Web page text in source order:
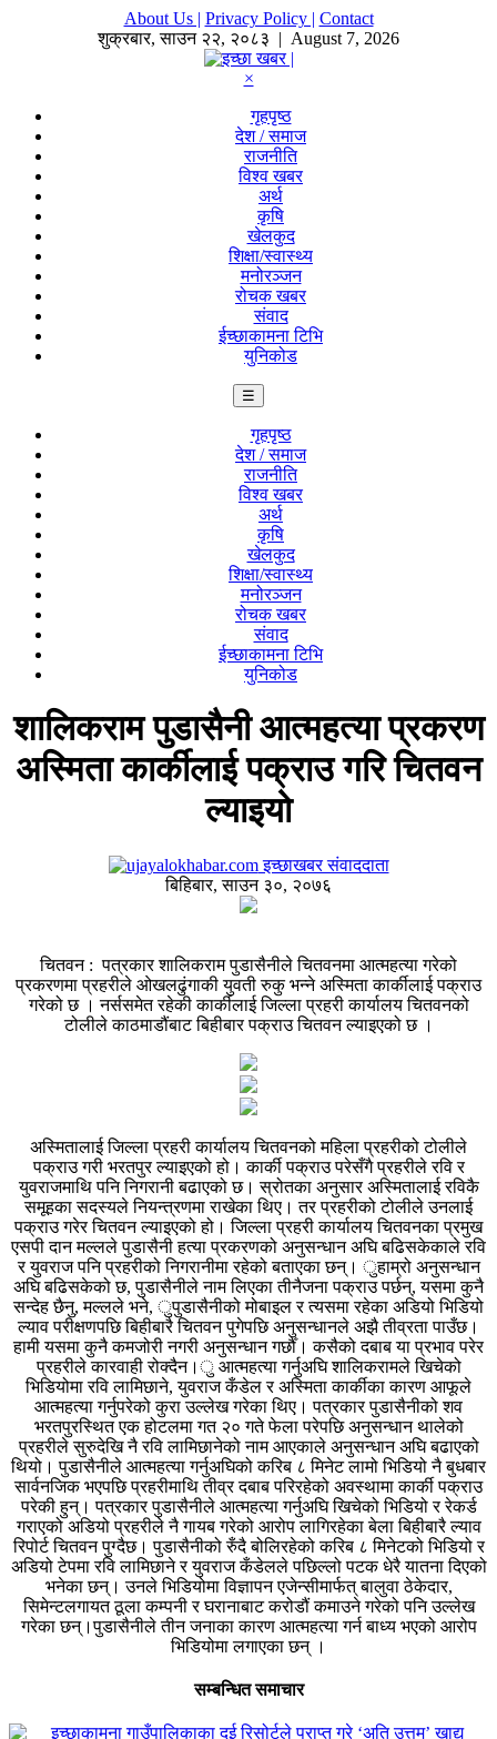
About Us | Privacy Policy | Contact
शुक्रबार,साउन २२, २०८३ | August 7, 2026
×
गृहपृष्ठ
देश / समाज
राजनीति
विश्व खबर
अर्थ
कृषि
खेलकुद
शिक्षा/स्वास्थ्य
मनोरञ्जन
रोचक खबर
संवाद
ईच्छाकामना टिभि
युनिकोड
☰
गृहपृष्ठ
देश / समाज
राजनीति
विश्व खबर
अर्थ
कृषि
खेलकुद
शिक्षा/स्वास्थ्य
मनोरञ्जन
रोचक खबर
संवाद
ईच्छाकामना टिभि
युनिकोड
शालिकराम पुडासैनी आत्महत्या प्रकरण
अस्मिता कार्कीलाई पक्राउ गरि चितवन
ल्याइयो
इच्छाखबर संवाददाता
बिहिबार, साउन ३०, २०७६
चितवन : पत्रकार शालिकराम पुडासैनीले चितवनमा आत्महत्या गरेको
प्रकरणमा प्रहरीले ओखलढुंगाकी युवती रुकु भन्ने अस्मिता कार्कीलाई पक्राउ
गरेको छ । नर्ससमेत रहेकी कार्कीलाई जिल्ला प्रहरी कार्यालय चितवनको
टोलीले काठमाडौंबाट बिहीबार पक्राउ चितवन ल्याइएको छ ।
अस्मितालाई जिल्ला प्रहरी कार्यालय चितवनको महिला प्रहरीको टोलीले
पक्राउ गरी भरतपुर ल्याइएको हो। कार्की पक्राउ परेसँगै प्रहरीले रवि र
युवराजमाथि पनि निगरानी बढाएको छ। स्रोतका अनुसार अस्मितालाई रविकै
समूहका सदस्यले नियन्त्रणमा राखेका थिए। तर प्रहरीको टोलीले उनलाई
पक्राउ गरेर चितवन ल्याइएको हो। जिल्ला प्रहरी कार्यालय चितवनका प्रमुख
एसपी दान मल्लले पुडासैनी हत्या प्रकरणको अनुसन्धान अघि बढिसकेकाले रवि
र युवराज पनि प्रहरीको निगरानीमा रहेको बताएका छन्। ुहाम्रो अनुसन्धान
अघि बढिसकेको छ, पुडासैनीले नाम लिएका तीनैजना पक्राउ पर्छन्, यसमा कुनै
सन्देह छैनु, मल्लले भने, ुपुडासैनीको मोबाइल र त्यसमा रहेका अडियो भिडियो
ल्याव परीक्षणपछि बिहीबारै चितवन पुगेपछि अनुसन्धानले अझै तीव्रता पाउँछ।
हामी यसमा कुनै कमजोरी नगरी अनुसन्धान गर्छौँ। कसैको दबाब या प्रभाव परेर
प्रहरीले कारवाही रोक्दैन।ु आत्महत्या गर्नुअघि शालिकरामले खिचेको
भिडियोमा रवि लामिछाने, युवराज कँडेल र अस्मिता कार्कीका कारण आफूले
आत्महत्या गर्नुपरेको कुरा उल्लेख गरेका थिए। पत्रकार पुडासैनीको शव
भरतपुरस्थित एक होटलमा गत २० गते फेला परेपछि अनुसन्धान थालेको
प्रहरीले सुरुदेखि नै रवि लामिछानेको नाम आएकाले अनुसन्धान अघि बढाएको
थियो। पुडासैनीले आत्महत्या गर्नुअघिको करिब ८ मिनेट लामो भिडियो नै बुधबार
सार्वनजिक भएपछि प्रहरीमाथि तीव्र दबाब परिरहेको अवस्थामा कार्की पक्राउ
परेकी हुन्। पत्रकार पुडासैनीले आत्महत्या गर्नुअघि खिचेको भिडियो र रेकर्ड
गराएको अडियो प्रहरीले नै गायब गरेको आरोप लागिरहेका बेला बिहीबारै ल्याव
रिपोर्ट चितवन पुग्दैछ। पुडासैनीको रुँदै बोलिरहेको करिब ८ मिनेटको भिडियो र
अडियो टेपमा रवि लामिछाने र युवराज कँडेलले पछिल्लो पटक धेरै यातना दिएको
भनेका छन्। उनले भिडियोमा विज्ञापन एजेन्सीमार्फत् बालुवा ठेकेदार,
सिमेन्टलगायत ठूला कम्पनी र घरानाबाट करोडौं कमाउने गरेको पनि उल्लेख
गरेका छन्।पुडासैनीले तीन जनाका कारण आत्महत्या गर्न बाध्य भएको आरोप
भिडियोमा लगाएका छन् ।
सम्बन्धित समाचार